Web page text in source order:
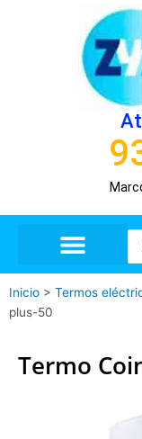
Inicio > Termos
plus-50
Termo